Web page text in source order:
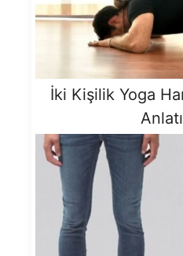
İki Kişilik Yoga